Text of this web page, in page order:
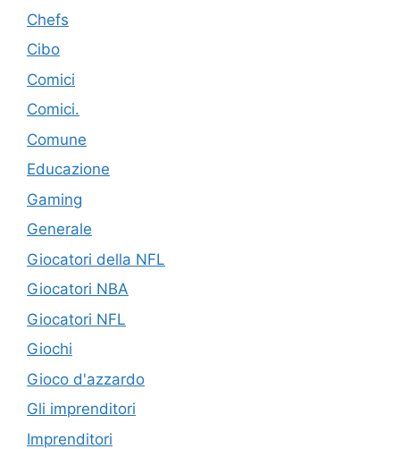
Chefs
Cibo
Comici
Comici.
Comune
Educazione
Gaming
Generale
Giocatori della NFL
Giocatori NBA
Giocatori NFL
Giochi
Gioco d'azzardo
Gli imprenditori
Imprenditori